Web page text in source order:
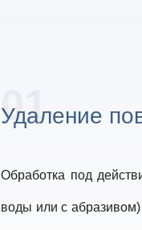
01
Удаление
Обработка под
воды или с